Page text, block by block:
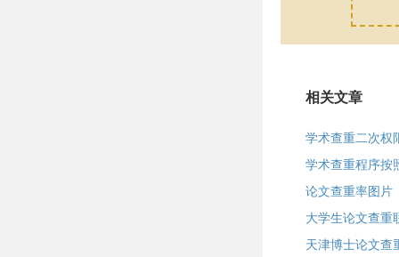
相关文章
学术查重二次权
学术查重程序按
论文查重率图片
大学生论文查重
天津博士论文查